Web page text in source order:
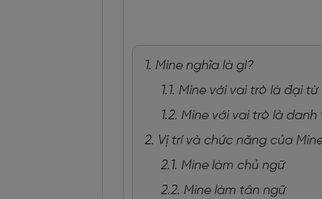
1. Mine nghĩa là gì?
1.1. Mine với vai trò là đại từ
1.2. Mine với vai trò là
2. Vị trí và chức năng của
2.1. Mine làm chủ ngữ
2.2. Mine làm tân ngữ